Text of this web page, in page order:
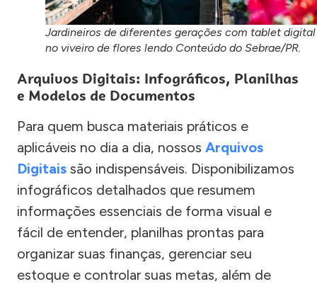
Jardineiros de diferentes gerações com tablet digital
no viveiro de flores lendo Conteúdo do Sebrae/PR.
Arquivos Digitais: Infográficos, Planilhas
e Modelos de Documentos
Para quem busca materiais práticos e
aplicáveis no dia a dia, nossos Arquivos
Digitais são indispensáveis. Disponibilizamos
infográficos detalhados que resumem
informações essenciais de forma visual e
fácil de entender, planilhas prontas para
organizar suas finanças, gerenciar seu
estoque e controlar suas metas, além de